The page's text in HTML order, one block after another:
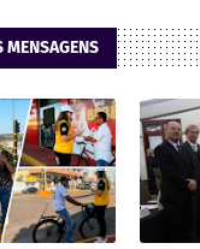
MENSAGENS